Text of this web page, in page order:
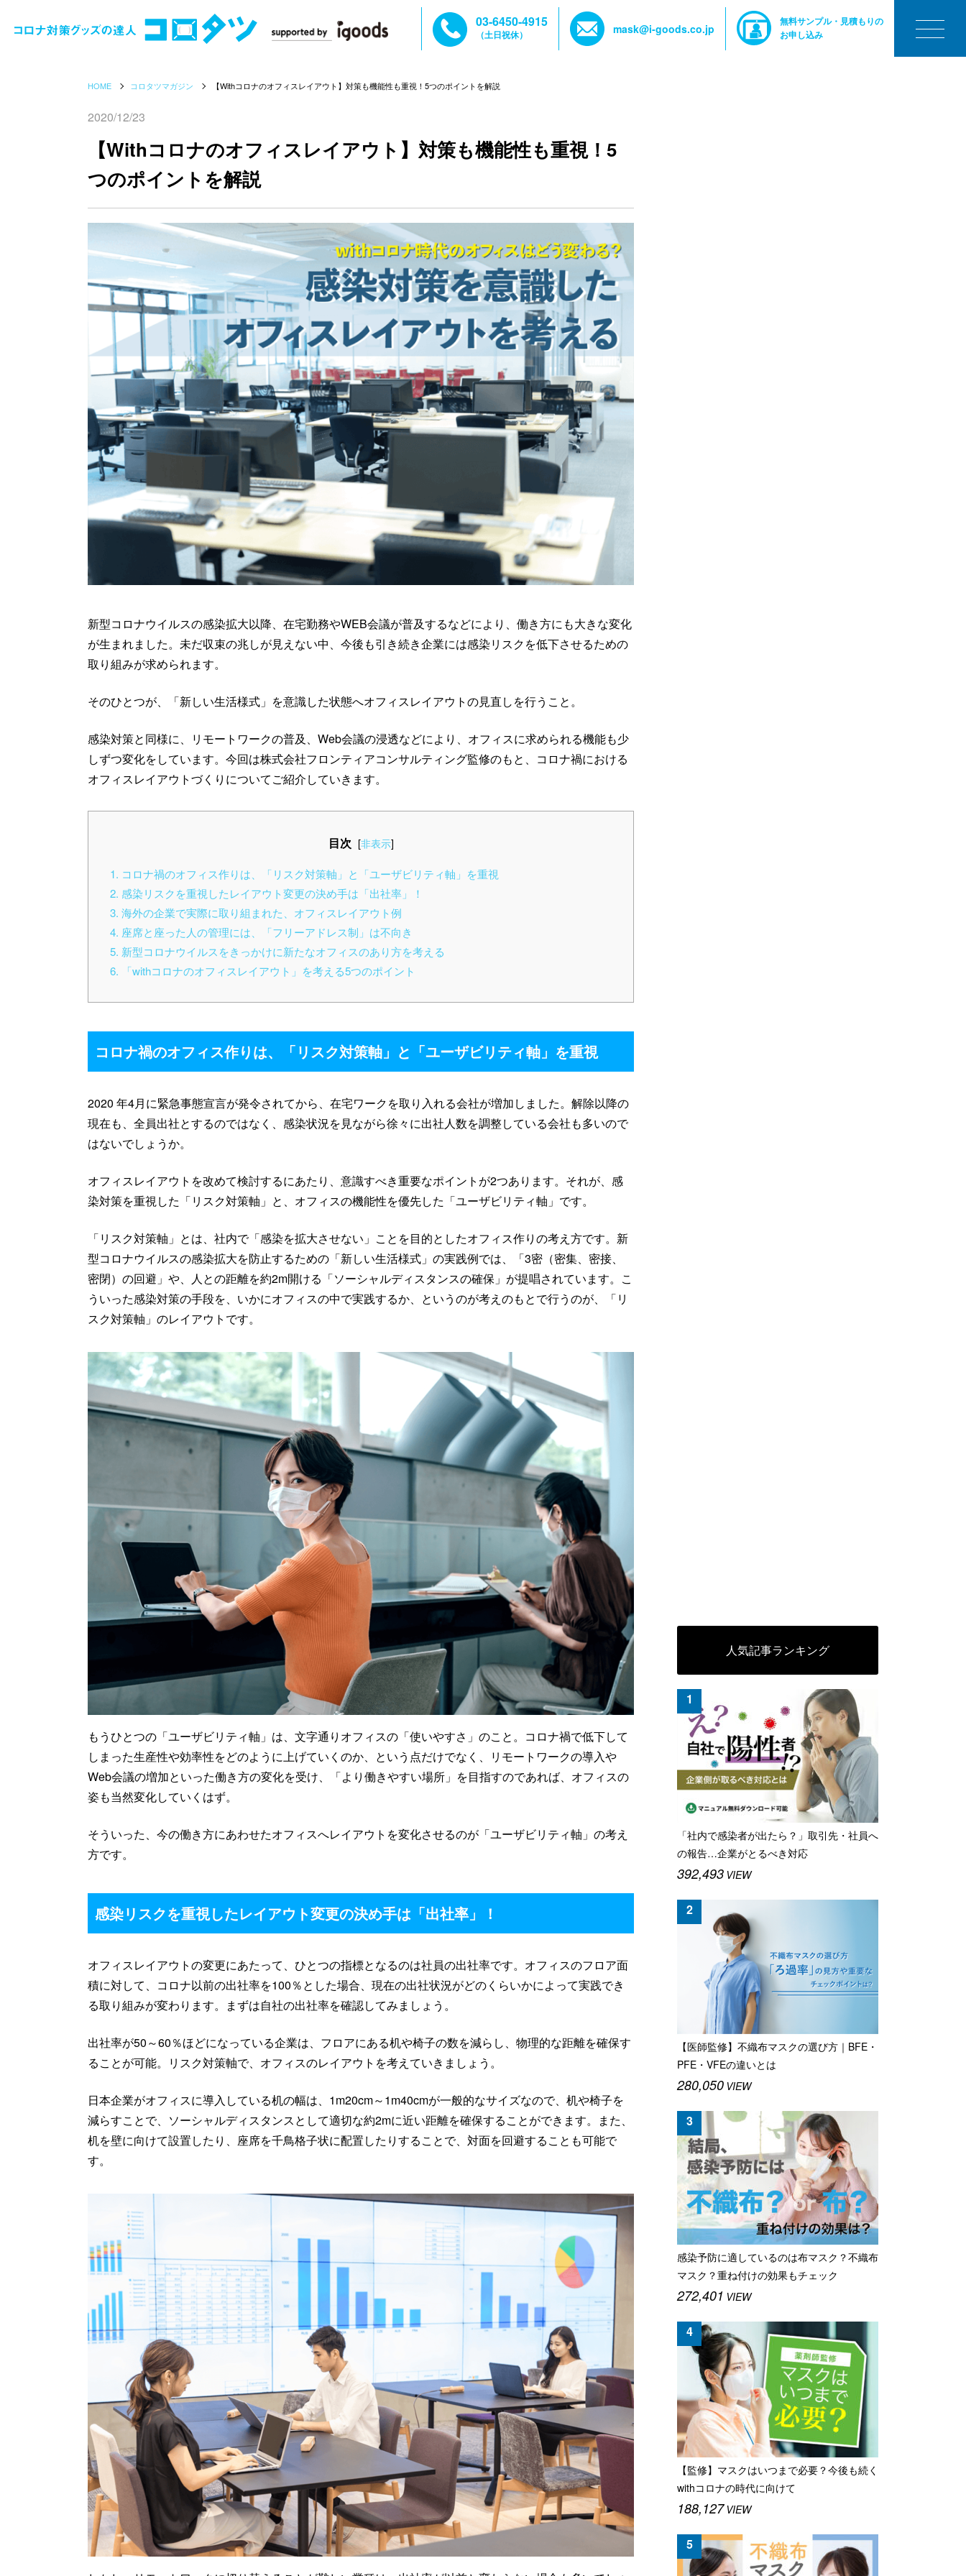
03-6450-4915
（土日祝休） mask@i-goods.co.jp
無料サンプル・見積もりの
お申し込み
HOME コロタツマガジン 【Withコロナのオフィスレイアウト】対策も機能性も重視！5つのポイントを解説
2020/12/23
【Withコロナのオフィスレイアウト】対策も機能性も重視！5
つのポイントを解説
新型コロナウイルスの感染拡大以降、在宅勤務やWEB会議が普及するなどにより、働き方にも大きな変化
が生まれました。未だ収束の兆しが見えない中、今後も引き続き企業には感染リスクを低下させるための
取り組みが求められます。
そのひとつが、「新しい生活様式」を意識した状態へオフィスレイアウトの見直しを行うこと。
感染対策と同様に、リモートワークの普及、Web会議の浸透などにより、オフィスに求められる機能も少
しずつ変化をしています。今回は株式会社フロンティアコンサルティング監修のもと、コロナ禍における
オフィスレイアウトづくりについてご紹介していきます。
目次 [非表示]
1 コロナ禍のオフィス作りは、「リスク対策軸」と「ユーザビリティ軸」を重視
2 感染リスクを重視したレイアウト変更の決め手は「出社率」！
3 海外の企業で実際に取り組まれた、オフィスレイアウト例
4 座席と座った人の管理には、「フリーアドレス制」は不向き
5 新型コロナウイルスをきっかけに新たなオフィスのあり方を考える
6
「withコロナのオフィスレイアウト」を考える5つのポイント
コロナ禍のオフィス作りは、「リスク対策軸」と「ユーザビリティ軸」を重視
2020 年4月に緊急事態宣言が発令されてから、在宅ワークを取り入れる会社が増加しました。解除以降の
現在も、全員出社とするのではなく、感染状況を見ながら徐々に出社人数を調整している会社も多いので
はないでしょうか。
オフィスレイアウトを改めて検討するにあたり、意識すべき重要なポイントが2つあります。それが、感
染対策を重視した「リスク対策軸」と、オフィスの機能性を優先した「ユーザビリティ軸」です。
「リスク対策軸」とは、社内で「感染を拡大させない」ことを目的としたオフィス作りの考え方です。新
型コロナウイルスの感染拡大を防止するための「新しい生活様式」の実践例では、「3密（密集、密接、
密閉）の回避」や、人との距離を約2m開ける「ソーシャルディスタンスの確保」が提唱されています。こ
ういった感染対策の手段を、いかにオフィスの中で実践するか、というのが考えのもとで行うのが、「リ
スク対策軸」のレイアウトです。
もうひとつの「ユーザビリティ軸」は、文字通りオフィスの「使いやすさ」のこと。コロナ禍で低下して
しまった生産性や効率性をどのように上げていくのか、という点だけでなく、リモートワークの導入や
Web会議の増加といった働き方の変化を受け、「より働きやすい場所」を目指すのであれば、オフィスの
姿も当然変化していくはず。
そういった、今の働き方にあわせたオフィスへレイアウトを変化させるのが「ユーザビリティ軸」の考え
方です。
感染リスクを重視したレイアウト変更の決め手は「出社率」！
オフィスレイアウトの変更にあたって、ひとつの指標となるのは社員の出社率です。オフィスのフロア面
積に対して、コロナ以前の出社率を100％とした場合、現在の出社状況がどのくらいかによって実践でき
る取り組みが変わります。まずは自社の出社率を確認してみましょう。
出社率が50～60％ほどになっている企業は、フロアにある机や椅子の数を減らし、物理的な距離を確保す
ることが可能。リスク対策軸で、オフィスのレイアウトを考えていきましょう。
日本企業がオフィスに導入している机の幅は、1m20cm～1m40cmが一般的なサイズなので、机や椅子を
減らすことで、ソーシャルディスタンスとして適切な約2mに近い距離を確保することができます。また、
机を壁に向けて設置したり、座席を千鳥格子状に配置したりすることで、対面を回避することも可能で
す。
人気記事ランキング
「社内で感染者が出たら？」取引先・社員へ
の報告…企業がとるべき対応
392,493 VIEW
【医師監修】不織布マスクの選び方｜BFE・
PFE・VFEの違いとは
280,050 VIEW
感染予防に適しているのは布マスク？不織布
マスク？重ね付けの効果もチェック
272,401 VIEW
【監修】マスクはいつまで必要？今後も続く
withコロナの時代に向けて
188,127 VIEW